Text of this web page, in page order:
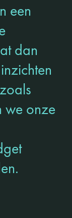
een
dan
we onze